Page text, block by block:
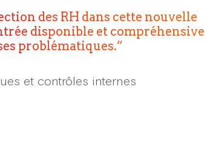
des RH dans cette nouvelle
disponible et compréhensive
problématiques.
et contrôles internes